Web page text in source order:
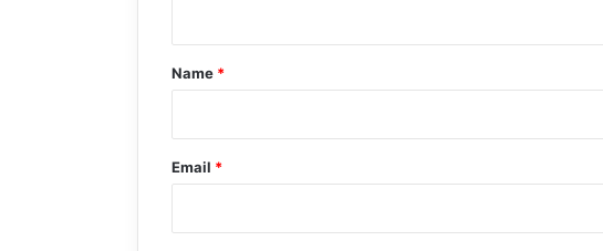
*
Name *
Email *